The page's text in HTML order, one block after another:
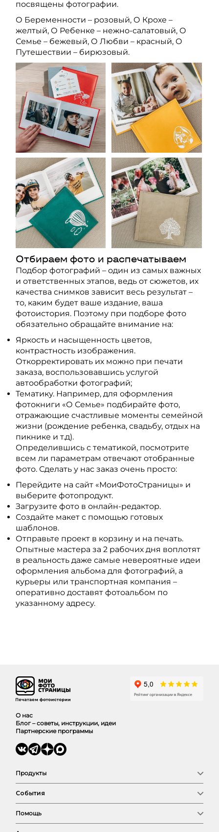
посвящены фотографии.
О Беременности – розовый, О Крохе –
желтый, О Ребенке – нежно-салатовый, О
Семье – бежевый, О Любви – красный, О
Путешествии – бирюзовый.
Отбираем фото и распечатываем
Подбор фотографий – один из самых важных
и ответственных этапов, ведь от сюжетов, их
качества снимков зависит весь результат –
то, каким будет ваше издание, ваша
фотоистория. Поэтому при подборе фото
обязательно обращайте внимание на:
Яркость и насыщенность цветов,
контрастность изображения.
Откорректировать их можно при печати
заказа, воспользовавшись услугой
автообработки фотографий;
Тематику. Например, для оформления
фотокниги «О Семье» подбирайте фото,
отражающие счастливые моменты семейной
жизни (рождение ребенка, свадьбу, отдых на
пикнике и т.д).
Определившись с тематикой, посмотрите
всем ли параметрам отвечают отобранные
фото. Сделать у нас заказ очень просто:
Перейдите на сайт «МоиФотоСтраницы» и
выберите фотопродукт.
Загрузите фото в онлайн-редактор.
Создайте макет с помощью готовых
шаблонов.
Отправьте проект в корзину и на печать.
Опытные мастера за 2 рабочих дня воплотят
в реальность даже самые невероятные идеи
оформления альбома для фотографий, а
курьеры или транспортная компания –
оперативно доставят фотоальбом по
указанному адресу.
О нас
Блог – советы, инструкции, идеи
Партнерские программы
Продукты
Фото
Календари
Выпускные
Сертификат
Магазин
События
Семья
Любовь
Детские
Помощь